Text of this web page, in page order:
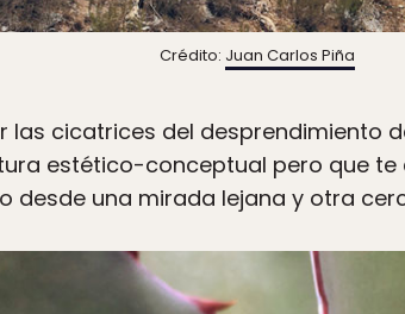
Crédito: Juan Carlos Piña
cicatrices del desprendimiento
estético-conceptual pero que
desde una mirada lejana y otra